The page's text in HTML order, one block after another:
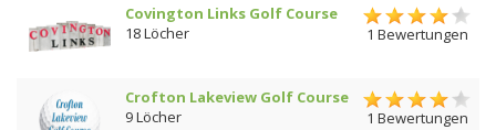
Covington Links Golf Course
18 Löcher
1 Bewertungen
Crofton Lakeview Golf Course
9 Löcher
1 Bewertungen